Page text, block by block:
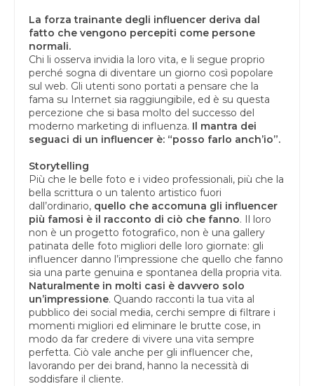
La forza trainante degli influencer deriva dal
fatto che vengono percepiti come persone
normali.
Chi li osserva invidia la loro vita, e li segue proprio
perché sogna di diventare un giorno così popolare
sul web. Gli utenti sono portati a pensare che la
fama su Internet sia raggiungibile, ed è su questa
percezione che si basa molto del successo del
moderno marketing di influenza. Il mantra dei
seguaci di un influencer è: “posso farlo anch’io”.
Storytelling
Più che le belle foto e i video professionali, più che la
bella scrittura o un talento artistico fuori
dall’ordinario, quello che accomuna gli influencer
più famosi è il racconto di ciò che fanno. Il loro
non è un progetto fotografico, non è una gallery
patinata delle foto migliori delle loro giornate: gli
influencer danno l’impressione che quello che fanno
sia una parte genuina e spontanea della propria vita.
Naturalmente in molti casi è davvero solo
un’impressione. Quando racconti la tua vita al
pubblico dei social media, cerchi sempre di filtrare i
momenti migliori ed eliminare le brutte cose, in
modo da far credere di vivere una vita sempre
perfetta. Ciò vale anche per gli influencer che,
lavorando per dei brand, hanno la necessità di
soddisfare il cliente.